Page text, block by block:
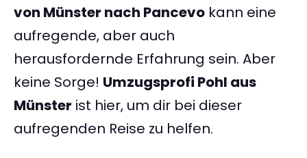
von Münster nach Pancevo kann eine
aufregende, aber auch
herausfordernde Erfahrung sein. Aber
keine Sorge! Umzugsprofi Pohl aus
Münster ist hier, um dir bei dieser
aufregenden Reise zu helfen.